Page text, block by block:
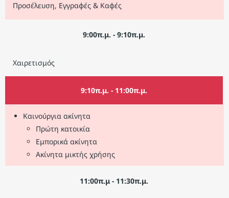
Προσέλευση, Εγγραφές & Καφές
9:00π.μ. - 9:10π.μ.
Χαιρετισμός
9:10π.μ. - 11:00π.μ.
Καινούργια ακίνητα
Πρώτη κατοικία
Εμπορικά ακίνητα
Ακίνητα μικτής χρήσης
11:00π.μ - 11:30π.μ.